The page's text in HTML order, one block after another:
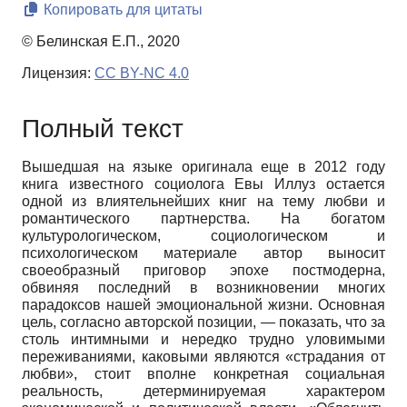
Копировать для цитаты
© Белинская Е.П., 2020
Лицензия: CC BY-NC 4.0
Полный текст
Вышедшая на языке оригинала еще в 2012 году
книга известного социолога Евы Иллуз остается
одной из влиятельнейших книг на тему любви и
романтического партнерства. На богатом
культурологическом, социологическом и
психологическом материале автор выносит
своеобразный приговор эпохе постмодерна,
обвиняя последний в возникновении многих
парадоксов нашей эмоциональной жизни. Основная
цель, согласно авторской позиции, — показать, что за
столь интимными и нередко трудно уловимыми
переживаниями, каковыми являются «страдания от
любви», стоит вполне конкретная социальная
реальность, детерминируемая характером